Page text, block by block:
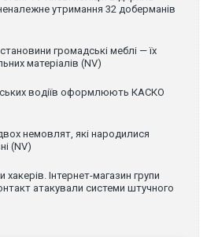
утримання 32 доберманів
громадські меблі — їх
матеріалів (NV)
водіїв оформлюють КАСКО
немовлят, які народилися
(NV)
Інтернет-магазин групи
атакували системи штучного